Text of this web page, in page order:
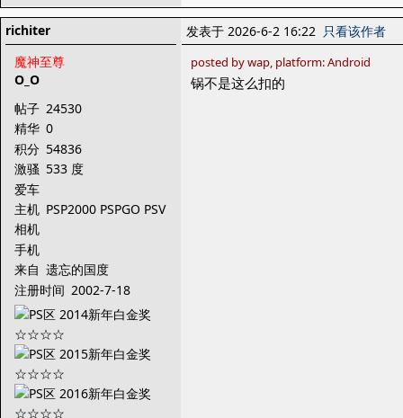
richiter
魔神至尊
O_O
帖子 24530
精华 0
积分 54836
激骚 533 度
爱车
主机 PSP2000 PSPGO PSV
相机
手机
来自 遗忘的国度
注册时间 2002-7-18
发表于 2026-6-2 16:22 只看该作者
posted by wap, platform: Android
锅不是这么扣的